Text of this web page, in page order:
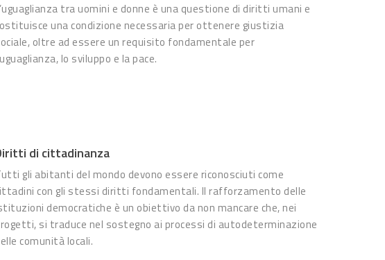
tra uomini e donne è una questione di diritti umani e
una condizione necessaria per ottenere giustizia
oltre ad essere un requisito fondamentale per
lo sviluppo e la pace.
di cittadinanza
gli abitanti del mondo devono essere riconosciuti come
con gli stessi diritti fondamentali. Il rafforzamento delle
democratiche è un obiettivo da non mancare che, nei
si traduce nel sostegno ai processi di autodeterminazione
comunità locali.